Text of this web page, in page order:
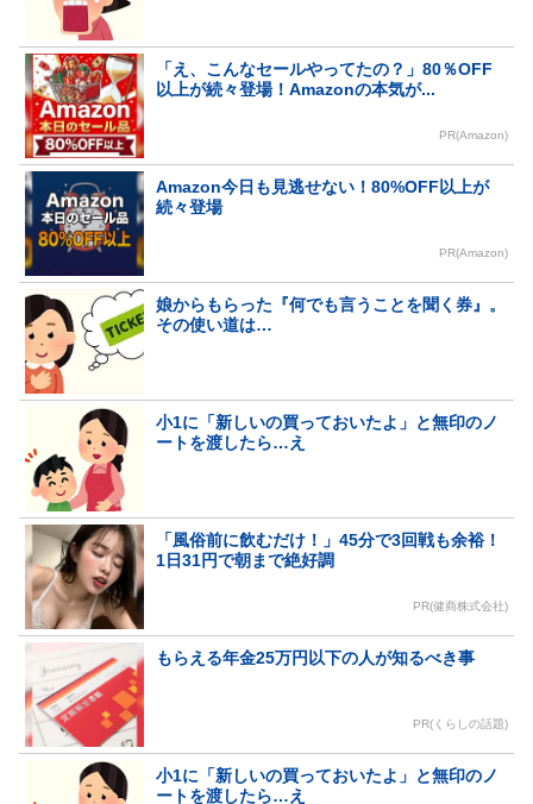
「え、こんなセールやってたの？」80％OFF
以上が続々登場！Amazonの本気が...
PR(Amazon)
Amazon今日も見逃せない！80%OFF以上が
続々登場
PR(Amazon)
娘からもらった『何でも言うことを聞く券』。
その使い道は…
小1に「新しいの買っておいたよ」と無印のノ
ートを渡したら…え
「風俗前に飲むだけ！」45分で3回戦も余裕！
1日31円で朝まで絶好調
PR(健商株式会社)
もらえる年金25万円以下の人が知るべき事
PR(くらしの話題)
小1に「新しいの買っておいたよ」と無印のノ
ートを渡したら…え